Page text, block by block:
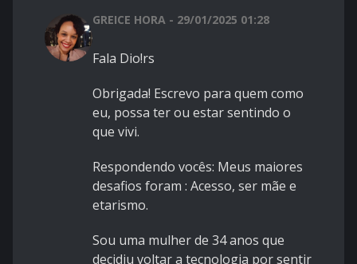
GREICE HORA - 29/01/2025 01:28
Fala Dio!rs
Obrigada! Escrevo para quem como
eu, possa ter ou estar sentindo o
que vivi.
Respondendo vocês: Meus maiores
desafios foram : Acesso, ser mãe e
etarismo.
Sou uma mulher de 34 anos que
decidiu voltar a tecnologia por sentir